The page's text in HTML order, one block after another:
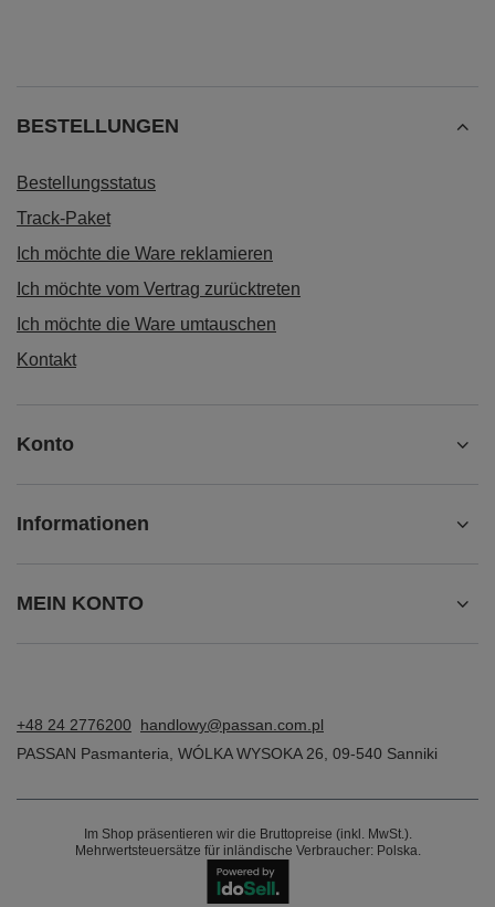
BESTELLUNGEN
Bestellungsstatus
Track-Paket
Ich möchte die Ware reklamieren
Ich möchte vom Vertrag zurücktreten
Ich möchte die Ware umtauschen
Kontakt
Konto
Informationen
MEIN KONTO
+48 24 2776200
handlowy@passan.com.pl
PASSAN Pasmanteria WÓLKA WYSOKA 26 09-540 Sanniki
Im Shop präsentieren wir die Bruttopreise (inkl. MwSt.).
Mehrwertsteuersätze für inländische Verbraucher: Polska.